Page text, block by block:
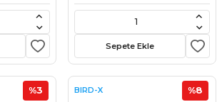
Sepete Ekle
%3 BIRD-X %8